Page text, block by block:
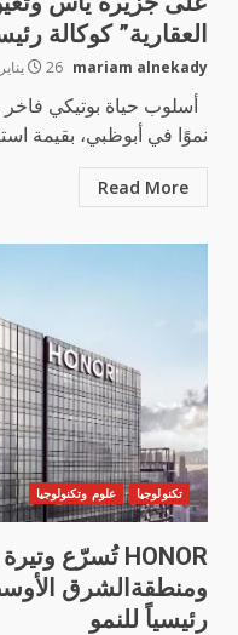
العقارية” كوكالة
mariam alnekady 26 يناير، 2026
أسلوب حياة بوتيكي
نموًا في أبوظبي، بقيمة
Read More
تكنولوجيا علوم وتكنولوجيا
ومنطقةالشرق
رئيسياً للنمو